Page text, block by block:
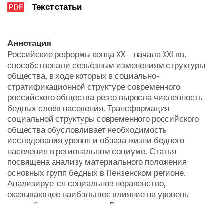
Текст статьи
Аннотация
Российские реформы конца XX – начала XXI вв.
способствовали серьёзным изменениям структуры
общества, в ходе которых в социально-
стратификационной структуре современного
российского общества резко выросла численность
бедных слоёв населения. Трансформация
социальной структуры современного российского
общества обусловливает необходимость
исследования уровня и образа жизни бедного
населения в региональном социуме. Статья
посвящена анализу материального положения
основных групп бедных в Пензенском регионе.
Анализируется социальное неравенство,
оказывающее наибольшее влияние на уровень